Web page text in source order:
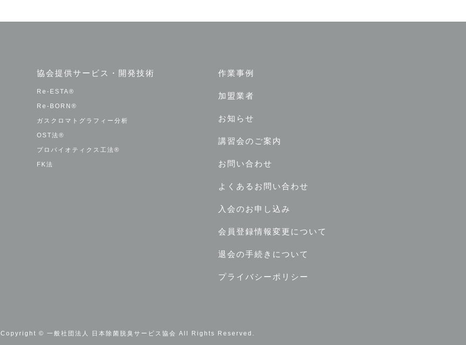
協会提供サービス・開発技術
Re-ESTA®
Re-BORN®
ガスクロマトグラフィー分析
OST法®
プロバイオティクス工法®
FK法
作業事例
加盟業者
お知らせ
講習会のご案内
お問い合わせ
よくあるお問い合わせ
入会のお申し込み
会員登録情報変更について
退会の手続きについて
プライバシーポリシー
Copyright © 一般社団法人 日本除菌脱臭サービス協会 All Rights Reserved.